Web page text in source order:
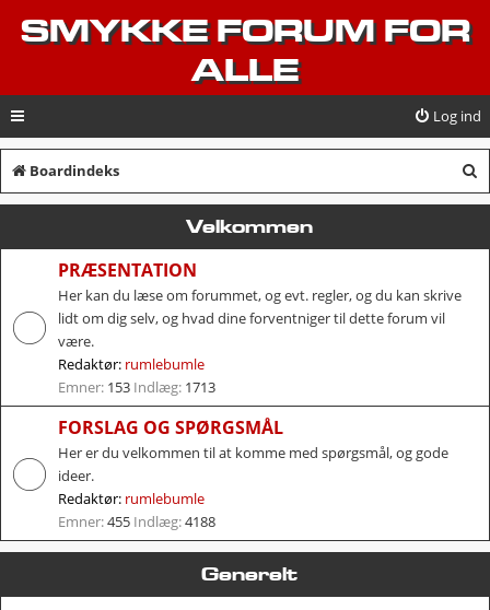
SMYKKE FORUM FOR
ALLE
Log ind
Boardindeks
ø
Velkommen
PRÆSENTATION
Her kan du læse om forummet, og evt. regler, og du kan skrive
lidt om dig selv, og hvad dine forventniger til dette forum vil
være.
Redaktør: rumlebumle
Emner: 153 Indlæg: 1713
FORSLAG OG SPØRGSMÅL
Her er du velkommen til at komme med spørgsmål, og gode
ideer.
Redaktør: rumlebumle
Emner:455 Indlæg:4188
Generelt